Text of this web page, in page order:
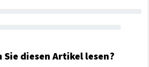
Sie diesen Artikel lesen?